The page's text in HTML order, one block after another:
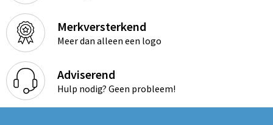
Merkversterkend
Meer dan alleen een logo
Adviserend
Hulp nodig? Geen probleem!